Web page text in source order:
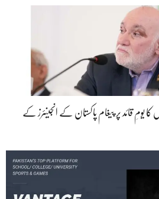
کا یومِ قائد پر پیغام پاکستان کے انجینئرز کے